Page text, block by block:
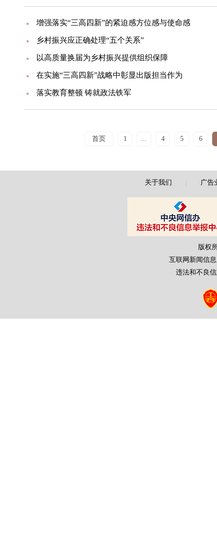
增强落实“三高四新”的紧迫感方位感与使命感
乡村振兴应正确处理“五个关系”
以高质量换届为乡村振兴提供组织保障
在实施“三高四新”战略中彰显出版担当作为
落实教育整顿 铸就政法铁军
首页 1 ... 4 5 6
关于我们 广告
版权
互联网新闻信
违法和不良信